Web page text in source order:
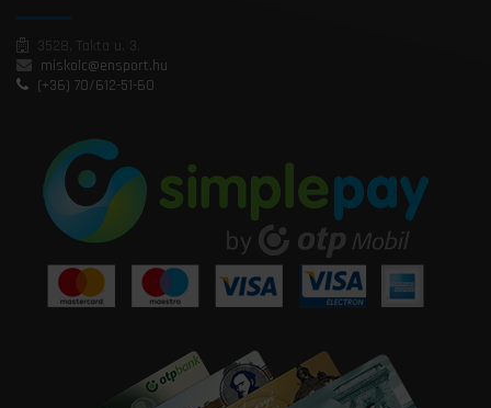
3528, Takta u. 3.
miskolc@ensport.hu
(+36) 70/612-51-60